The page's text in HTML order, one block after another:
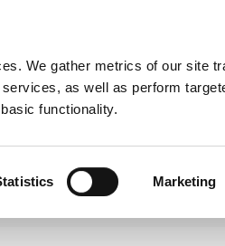
We gather metrics of our site
as well as perform
functionality.
Marketing